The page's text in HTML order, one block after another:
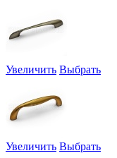
Увеличить Выбрать
Увеличить Выбрать